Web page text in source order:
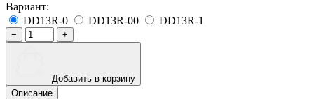
Вариант:
DD13R-0
DD13R-00 DD13R-1
− +
Добавить в корзину
Описание